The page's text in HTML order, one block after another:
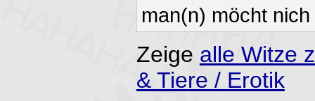
man(n) möcht
Zeige alle Witze
& Tiere / Erotik